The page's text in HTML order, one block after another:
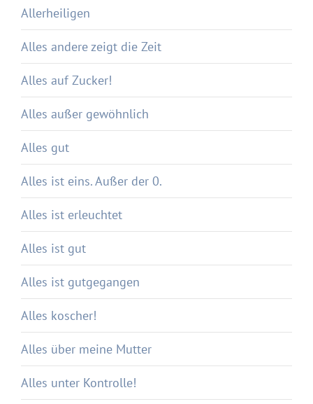
Allerheiligen
Alles andere zeigt die Zeit
Alles auf Zucker!
Alles außer gewöhnlich
Alles gut
Alles ist eins. Außer der 0.
Alles ist erleuchtet
Alles ist gut
Alles ist gutgegangen
Alles koscher!
Alles über meine Mutter
Alles unter Kontrolle!